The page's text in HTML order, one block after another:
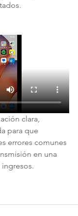
clara,
para que
errores comunes
en una